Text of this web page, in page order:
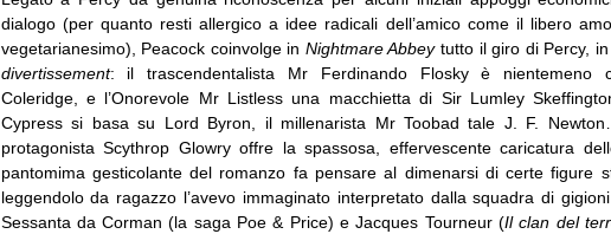
dialogo (per quanto resti allergico a idee radicali dell’amico come il libero
vegetarianesimo), Peacock coinvolge in Nightmare Abbeytutto il giro di Percy,
divertissement: il trascendentalista Mr Ferdinando Flosky è nientemeno
Coleridge, e l’Onorevole Mr Listless una macchietta di Sir Lumley
Cypress si basa su Lord Byron, il millenarista Mr Toobad tale J. F.
protagonista Scythrop Glowry offre la spassosa, effervescente caricatura
pantomima gesticolante del romanzo fa pensare al dimenarsi di certe figure
leggendolo da ragazzo l’avevo immaginato interpretato dalla squadra di
Sessanta da Corman (la saga Poe & Price) e Jacques Tourneur (Il clan del